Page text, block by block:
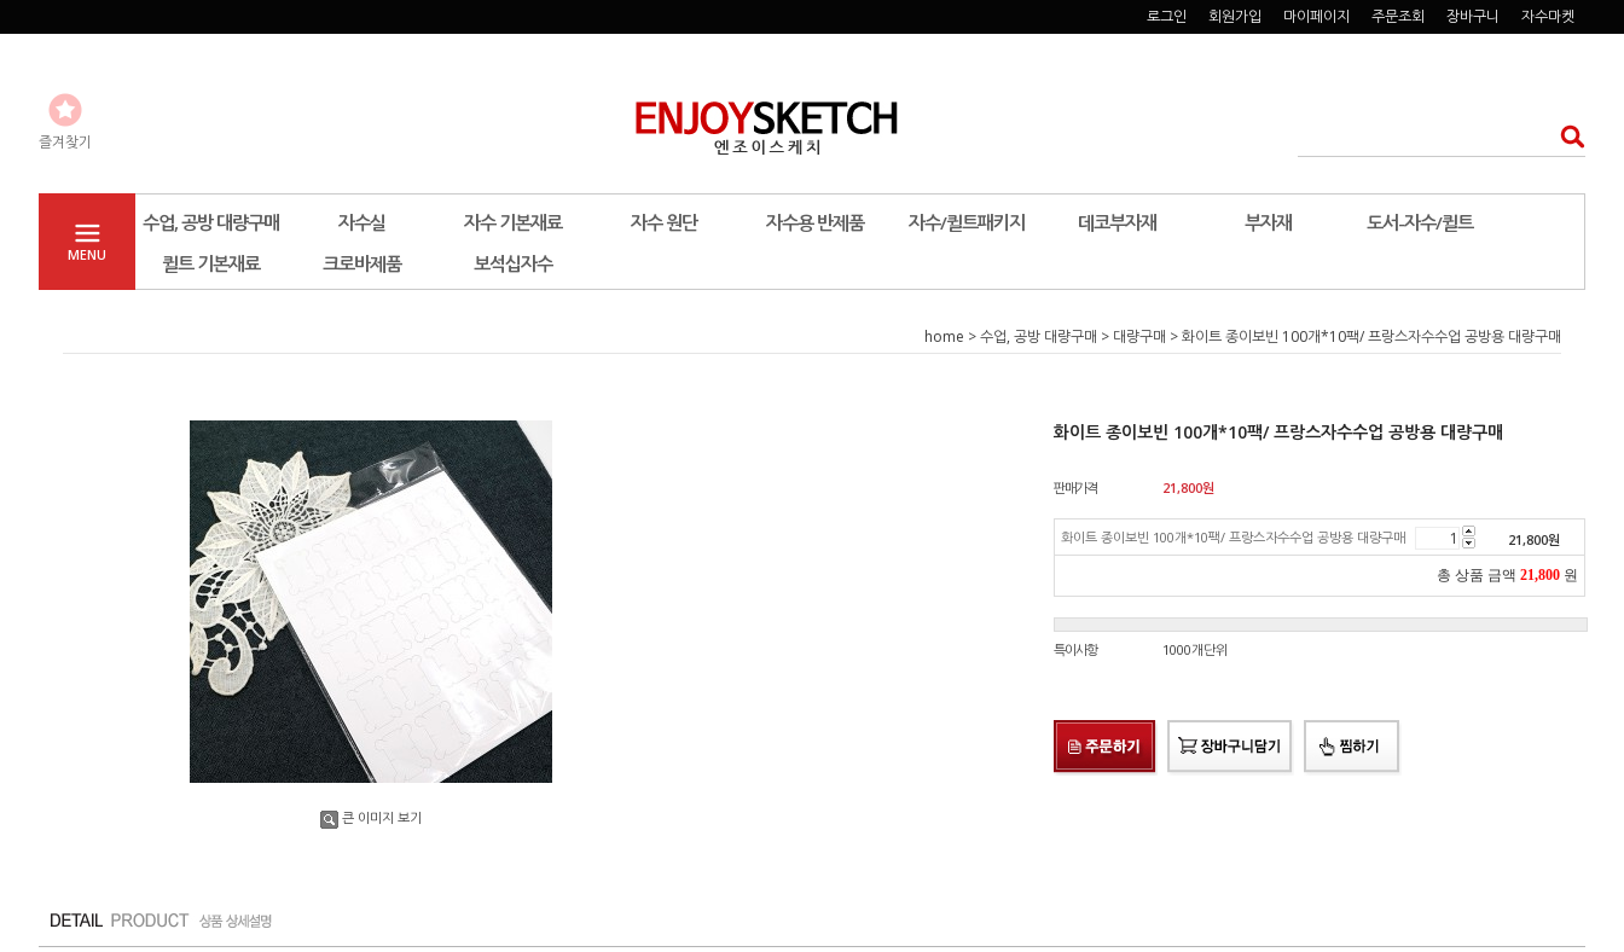
로그인 회원가입 마이페이지 주문조회 장바구니 자수마켓
즐겨찾기
MENU
수업, 공방 대량구매 자수실 자수 기본재료 자수 원단 자수용 반제품 자수/퀼트패키지 데코부자재 부자재
도서-자수/퀼트
퀼트 기본재료
크로바제품 보석십자수
home >수업, 공방 대량구매 > 대량구매 > 화이트 종이보빈 100개*10팩/ 프랑스자수수업 공방용 대량구매
큰 이미지 보기
화이트 종이보빈 100개*10팩/ 프랑스자수수업 공방용 대량구매
판매가격 21,800원
화이트 종이보빈 100개*10팩/ 프랑스자수수업 공방용 대량구매 21,800원
총 상품 금액 21,800 원
특이사항 1000개단위